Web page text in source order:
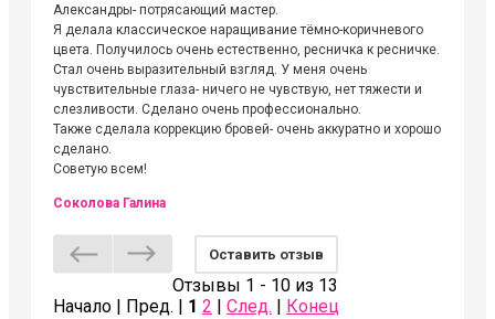
Александры- потрясающий мастер.
Я делала классическое наращивание тёмно-коричневого
цвета. Получилось очень естественно, ресничка к ресничке.
Стал очень выразительный взгляд. У меня очень
чувствительные глаза- ничего не чувствую, нет тяжести и
слезливости. Сделано очень профессионально.
Также сделала коррекцию бровей- очень аккуратно и хорошо
сделано.
Советую всем!
Соколова Галина
Оставить отзыв
Отзывы 1 - 10 из 13
Начало | Пред. | 1 2 След. Конец